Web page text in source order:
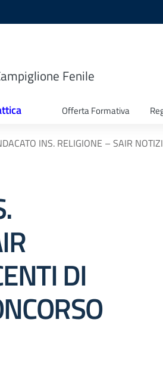
Fenile
Offerta Formativa
INS. RELIGIONE – SAIR
DI